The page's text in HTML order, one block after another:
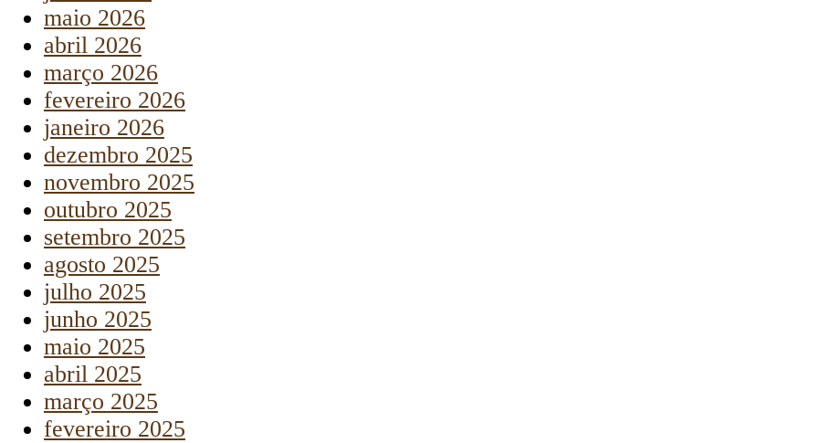
maio 2026
abril 2026
março 2026
fevereiro 2026
janeiro 2026
dezembro 2025
novembro 2025
outubro 2025
setembro 2025
agosto 2025
julho 2025
junho 2025
maio 2025
abril 2025
março 2025
fevereiro 2025